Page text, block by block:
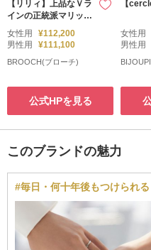
【リリィ】上品なＶラ
インの正統派マリッジ
リング
女性用
¥112,200
男性用
¥111,100
BROOCH(ブローチ)
公式HPを見る
【
女性用
男性用
このブランドの魅力
#毎日・何十年後もつけられる